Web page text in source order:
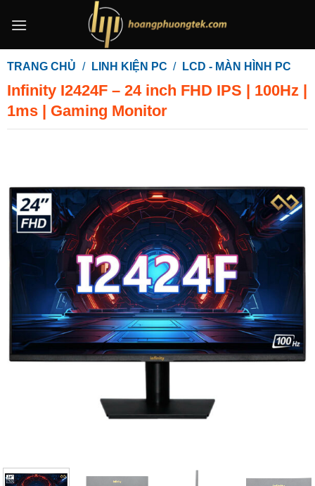
qua
dung
TRANG CHỦ / LINH KIỆN PC / LCD - MÀN HÌNH PC
Infinity I2424F – 24 inch FHD IPS | 100Hz |
1ms | Gaming Monitor